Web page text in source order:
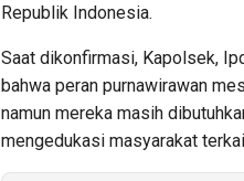
Republik Indonesia.
Saat dikonfirmasi, Kapolsek,
bahwa peran purnawirawan
namun mereka masih
mengedukasi masyarakat